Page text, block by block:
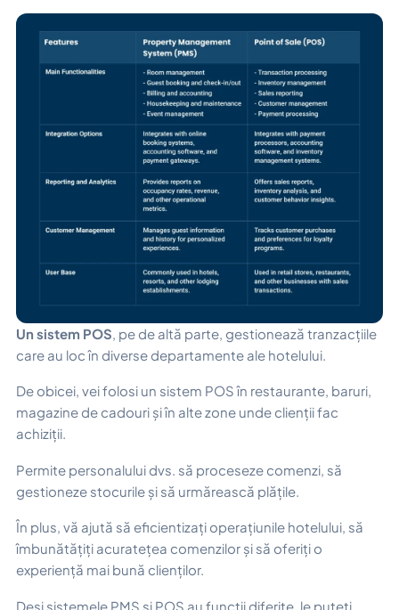
Un sistem POS, pe de altă parte, gestionează tranzacțiile
care au loc în diverse departamente ale hotelului.
De obicei, vei folosi un sistem POS în restaurante, baruri,
magazine de cadouri și în alte zone unde clienții fac
achiziții.
Permite personalului dvs. să proceseze comenzi, să
gestioneze stocurile și să urmărească plățile.
În plus, vă ajută să eficientizați operațiunile hotelului, să
îmbunătățiți acuratețea comenzilor și să oferiți o
experiență mai bună clienților.
Deși sistemele PMS și POS au funcții diferite, le puteți